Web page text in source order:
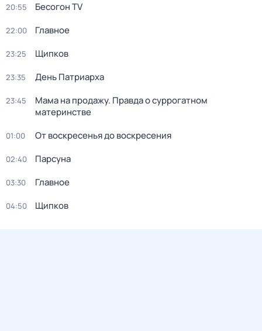
20:55 Бесогон TV
22:00 Главное
23:25 Щипков
23:35 Дeнь Патриаpха
23:45
Мама на продажу. Правда о сyрpогатном
материнстве
01:00 От воскресенья до воскресения
02:40 Парсуна
03:30 Главное
04:50 Щипков